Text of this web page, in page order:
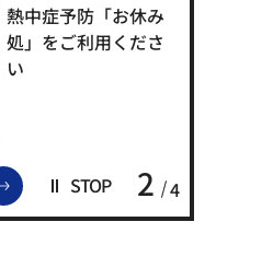
スライドを表示
次のスライドを表示
STOP 2 4
熱中症予防「お休み
処」をご利用くださ
い